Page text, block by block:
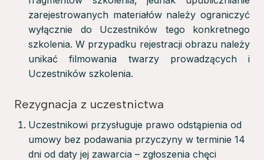
zarejestrowanych materiałów należy ograniczyć
wyłącznie do Uczestników tego konkretnego
szkolenia. W przypadku rejestracji obrazu należy
unikać filmowania twarzy prowadzących i
Uczestników szkolenia.
Rezygnacja z uczestnictwa
Uczestnikowi przysługuje prawo odstąpienia od
umowy bez podawania przyczyny w terminie 14
dni od daty jej zawarcia – zgłoszenia chęci